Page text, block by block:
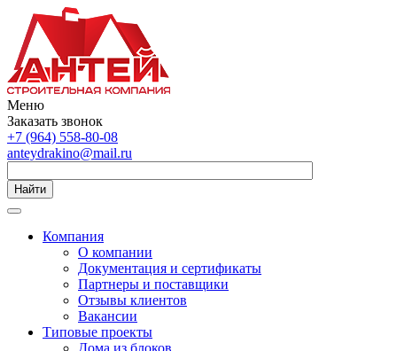
Меню
Заказать звонок
+7 (964) 558-80-08
anteydrakino@mail.ru
Найти
Компания
О компании
Документация и сертификаты
Партнеры и поставщики
Отзывы клиентов
Вакансии
Типовые проекты
Дома из блоков